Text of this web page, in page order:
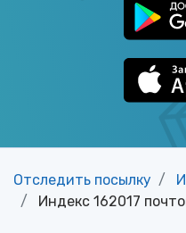
Отследить посылку
Индекс 162017